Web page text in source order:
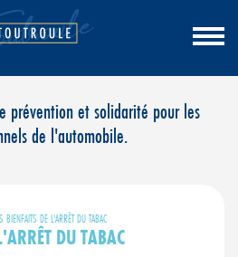
prévention et solidarité pour les
de l'automobile.
BIENFAITS DE L'ARRÊT DU TABAC
DU TABAC